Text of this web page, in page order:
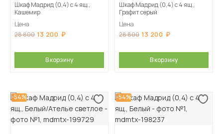
Шкаф Мадрид (0,4) с 4 ящ.,
Кашемир
Цена
28 800 13 200
В корзину
Шкаф Мадрид (0,4) с 4 ящ.,
Графит серый
Цена
28 800 13 200
В корзину
-54% -54%